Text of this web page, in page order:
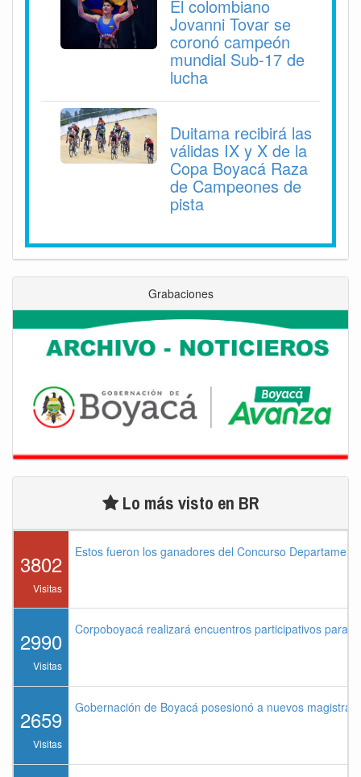
El colombiano
Jovanni Tovar se
coronó campeón
mundial Sub-17 de
lucha
Duitama recibirá las
válidas IX y X de la
Copa Boyacá Raza
de Campeones de
pista
Grabaciones
Lo más visto en BR
3802
Visitas
Estos fueron los ganadores del Concurso
2990
Visitas
Corpoboyacá realizará encuentros participativos para
2659
Visitas
Gobernación de Boyacá posesionó a nuevos